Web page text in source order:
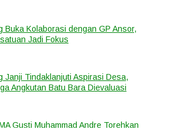
Buka Kolaborasi dengan GP Ansor,
Jadi Fokus
Janji Tindaklanjuti Aspirasi Desa,
Angkutan Batu Bara Dievaluasi
Gusti Muhammad Andre Torehkan